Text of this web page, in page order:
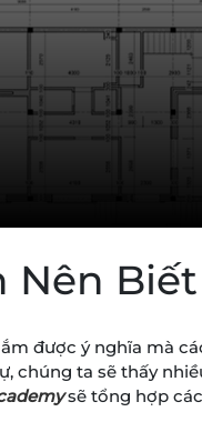
Nên Biết
được ý nghĩa mà
chúng ta sẽ thấy
sẽ tổng hợp